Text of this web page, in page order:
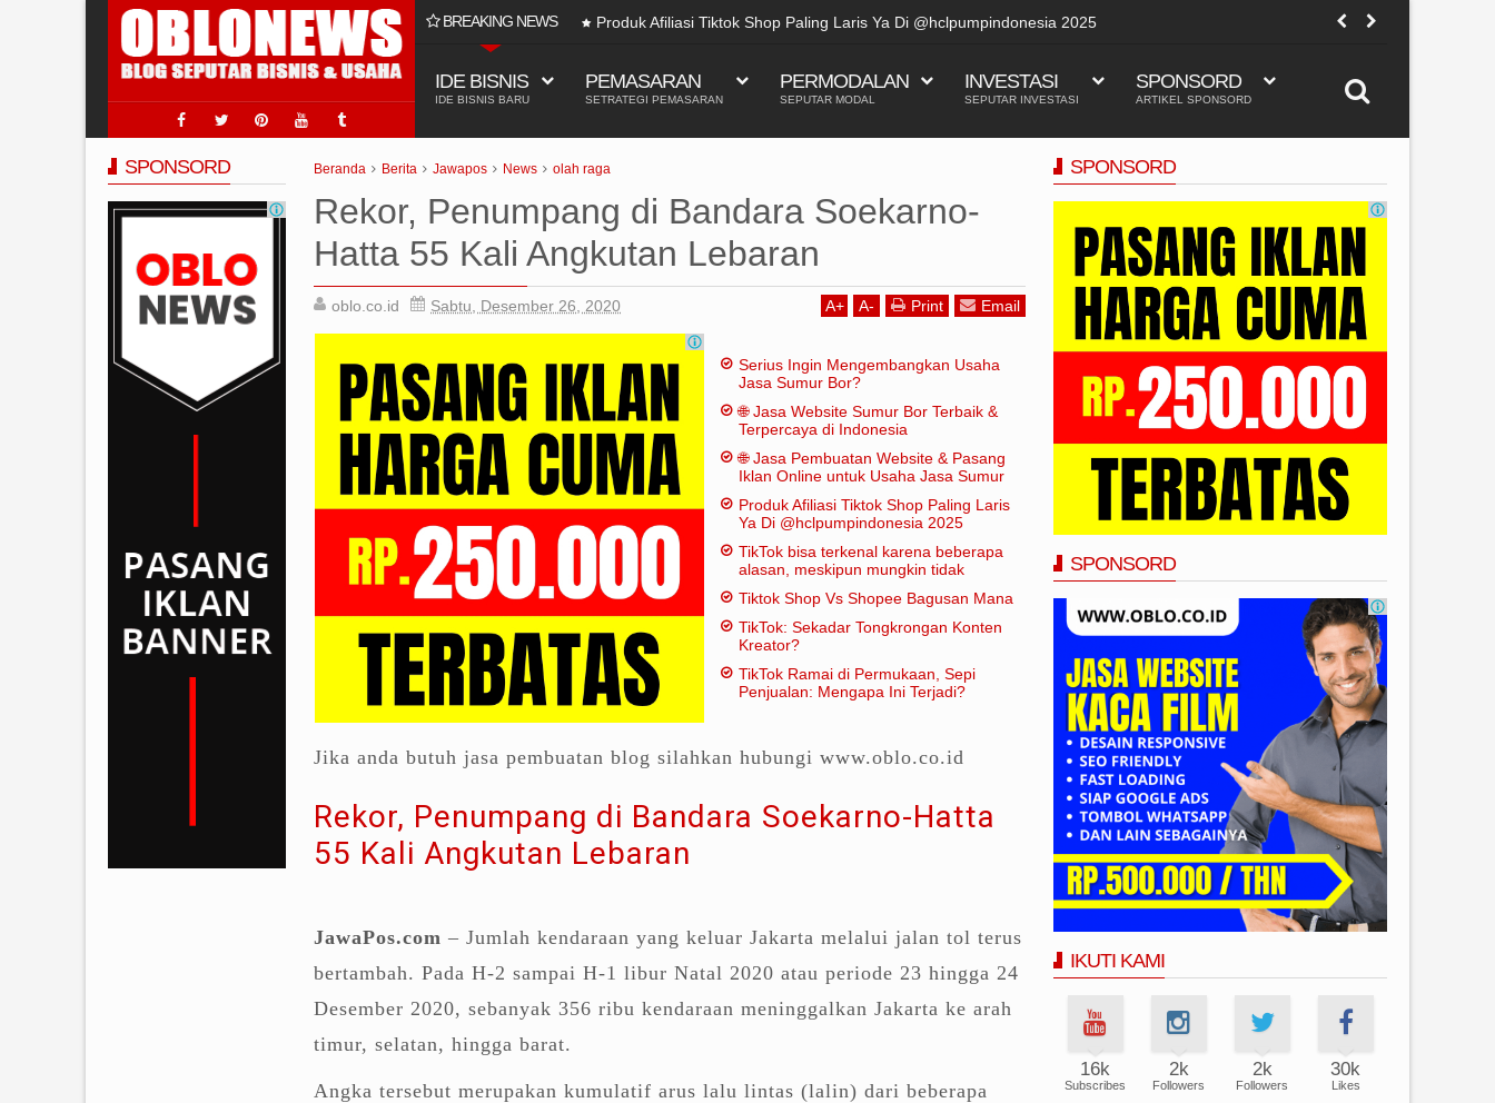
BREAKING NEWS
Paling Laris Ya Di @hclpumpindonesia 2025
TikTok bisa terkenal karena beberapa alasan, meskipun mungkin tidak dianggap "penting" dalam artian
IDE BISNIS
IDE BISNIS BARU
PEMASARAN
SETRATEGI PEMASARAN
PERMODALAN
SEPUTAR MODAL
INVESTASI
SEPUTAR INVESTASI
SPONSORD
ARTIKEL SPONSORD
Beranda Berita Jawapos News olah raga
Rekor, Penumpang di Bandara Soekarno-
Hatta 55 Kali Angkutan Lebaran
oblo.co.id Sabtu, Desember 26, 2020 A+ A- Print Email
Serius Ingin Mengembangkan Usaha
Jasa Sumur Bor?
🌐 Jasa Website Sumur Bor Terbaik &
Terpercaya di Indonesia
🌐 Jasa Pembuatan Website & Pasang
Iklan Online untuk Usaha Jasa Sumur
Produk Afiliasi Tiktok Shop Paling Laris
Ya Di @hclpumpindonesia 2025
TikTok bisa terkenal karena beberapa
alasan, meskipun mungkin tidak
tradisional:
Tiktok Shop Vs Shopee Bagusan Mana
TikTok: Sekadar Tongkrongan Konten
Kreator?
TikTok Ramai di Permukaan, Sepi
Penjualan: Mengapa Ini Terjadi?
Jika anda butuh jasa pembuatan blog silahkan hubungi www.oblo.co.id
Rekor, Penumpang di Bandara Soekarno-Hatta
55 Kali Angkutan Lebaran
JawaPos.com – Jumlah kendaraan yang keluar Jakarta melalui jalan tol terus
bertambah. Pada H-2 sampai H-1 libur Natal 2020 atau periode 23 hingga 24
Desember 2020, sebanyak 356 ribu kendaraan meninggalkan Jakarta ke arah
timur, selatan, hingga barat.
Angka tersebut merupakan kumulatif arus lalu lintas (lalin) dari beberapa
SPONSORD
SPONSORD
IKUTI KAMI
16k
Subscribes
2k
Followers
2k
Followers
30k
Likes
SPONSORD